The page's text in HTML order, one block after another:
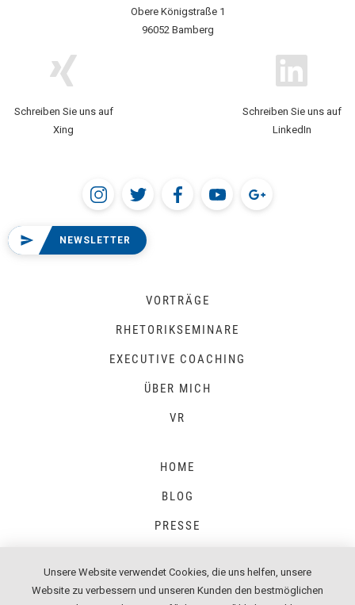
Obere Königstraße 1
96052 Bamberg
Schreiben Sie uns auf
Xing
Schreiben Sie uns auf
LinkedIn
NEWSLETTER
HOME
VORTRÄGE
RHETORIKSEMINARE
EXECUTIVE COACHING
ÜBER MICH
VR
BLOG
PRESSE
IMPRESSUM
Unsere Website verwendet Cookies, die uns helfen, unsere
Website zu verbessern und unseren Kunden den bestmöglichen